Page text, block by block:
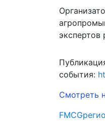
экспертов
события:
Смотреть
FMCG